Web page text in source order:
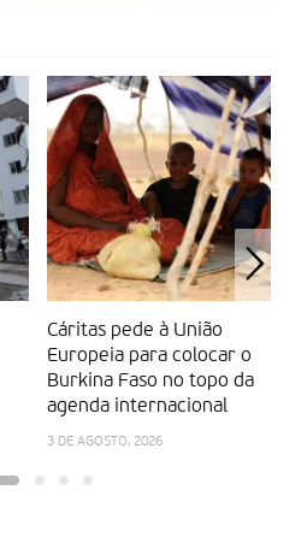
Cáritas pede à União
Europeia para colocar o
Burkina Faso no topo da
agenda internacional
3 DE AGOSTO, 2026